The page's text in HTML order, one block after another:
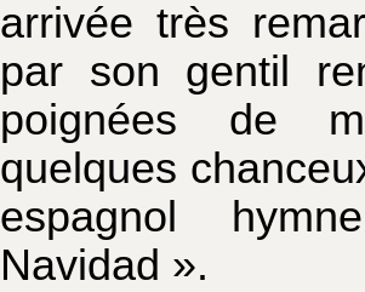
arrivée très
par son gentil
poignées de
quelques
espagnol
Navidad ».